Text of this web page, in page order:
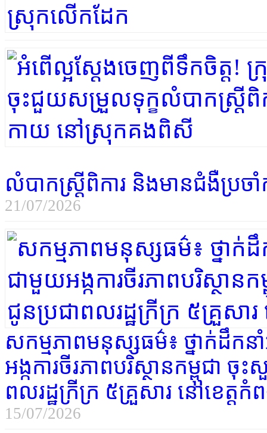
លំបាក​ស្ត្រី​ពិការ និង​មាន​ជំងឺ​ប្រ
21/07/2026
សកម្មភាព​មនុស្សធម៌​៖ ថ្នាក់ដឹកន
អង្ក​ការ​ចីរភាព​បរិស្ថាន​កម្ពុជ
ពលរដ្ឋ​ក្រីក្រ ៥​គ្រួសារ នៅ​ខេត្ត​កំព
15/07/2026